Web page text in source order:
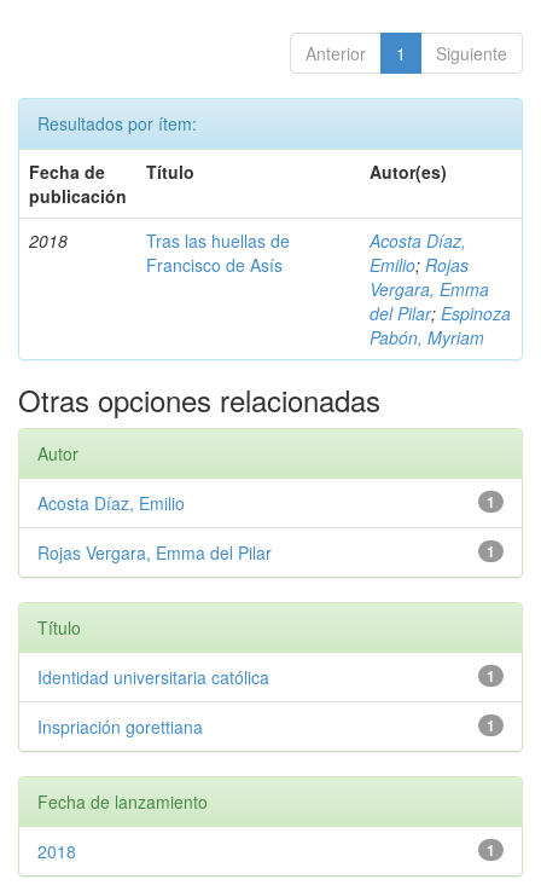
Anterior 1 Siguiente
Resultados por ítem:
Fecha de
publicación
Título Autor(es)
2018
Tras las huellas de
Francisco de Asís
Acosta Díaz,
Emilio; Rojas
Vergara, Emma
del Pilar; Espinoza
Pabón, Myriam
Otras opciones relacionadas
Autor
1
Acosta Díaz, Emilio
1
Rojas Vergara, Emma del Pilar
Título
1
Identidad universitaria católica
1
Inspriación gorettiana
Fecha de lanzamiento
1
2018